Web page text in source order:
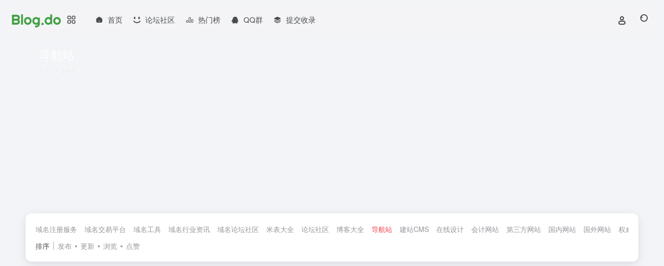
首页 论坛社区 热门榜 QQ群 提交收录
域名注册服务 域名交易平台 域名工具 域名行业资讯 域名论坛社区 米表大全 论坛社区 博客大全 导航站 建站CMS 在线设计 会计网站 第三方网站 国内网站 国外网站 权威网站
排序
发布 更新 浏览 点赞